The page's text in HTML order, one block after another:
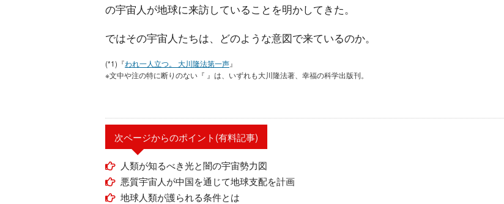
の宇宙人が地球に来訪していることを明かしてきた。
ではその宇宙人たちは、どのような意図で来ているのか。
(*1)『われ一人立つ。 大川隆法第一声』
※文中や注の特に断りのない『 』は、いずれも大川隆法著、幸福の科学出版刊。
次ページからのポイント(有料記事)
人類が知るべき光と闇の宇宙勢力図
悪質宇宙人が中国を通じて地球支配を計画
地球人類が護られる条件とは